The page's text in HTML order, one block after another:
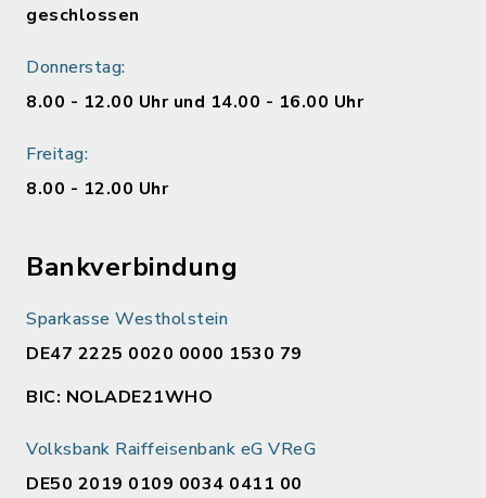
geschlossen
Donnerstag:
8.00 - 12.00 Uhr und 14.00 - 16.00 Uhr
Freitag:
8.00 - 12.00 Uhr
Bankverbindung
Sparkasse Westholstein
DE47 2225 0020 0000 1530 79
BIC: NOLADE21WHO
Volksbank Raiffeisenbank eG VReG
DE50 2019 0109 0034 0411 00